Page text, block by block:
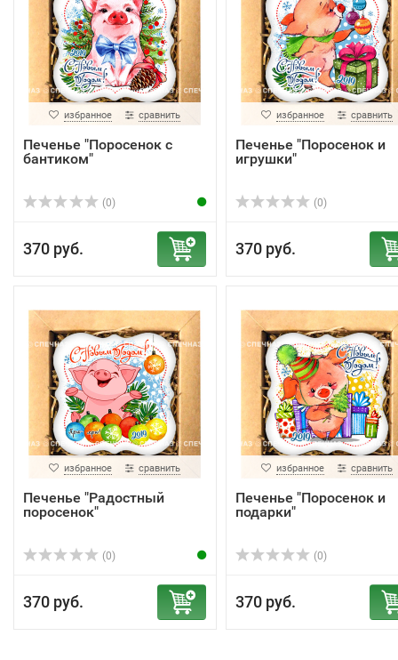
избранное сравнить
Печенье "Поросенок с
бантиком"
(0)
370 руб.
избранное сравнить
Печенье "Поросенок и
игрушки"
(0)
370 руб.
избранное сравнить
Печенье "Радостный
поросенок"
(0)
370 руб.
избранное сравнить
Печенье "Поросенок и
подарки"
(0)
370 руб.